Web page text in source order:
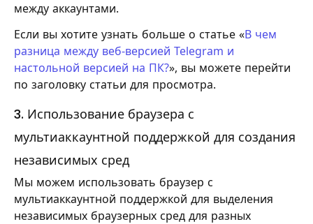
между аккаунтами.
Если вы хотите узнать больше о статье «В чем
разница между веб-версией Telegram и
настольной версией на ПК?», вы можете перейти
по заголовку статьи для просмотра.
3. Использование браузера с
мультиаккаунтной поддержкой для создания
независимых сред
Мы можем использовать браузер с
мультиаккаунтной поддержкой для выделения
независимых браузерных сред для разных